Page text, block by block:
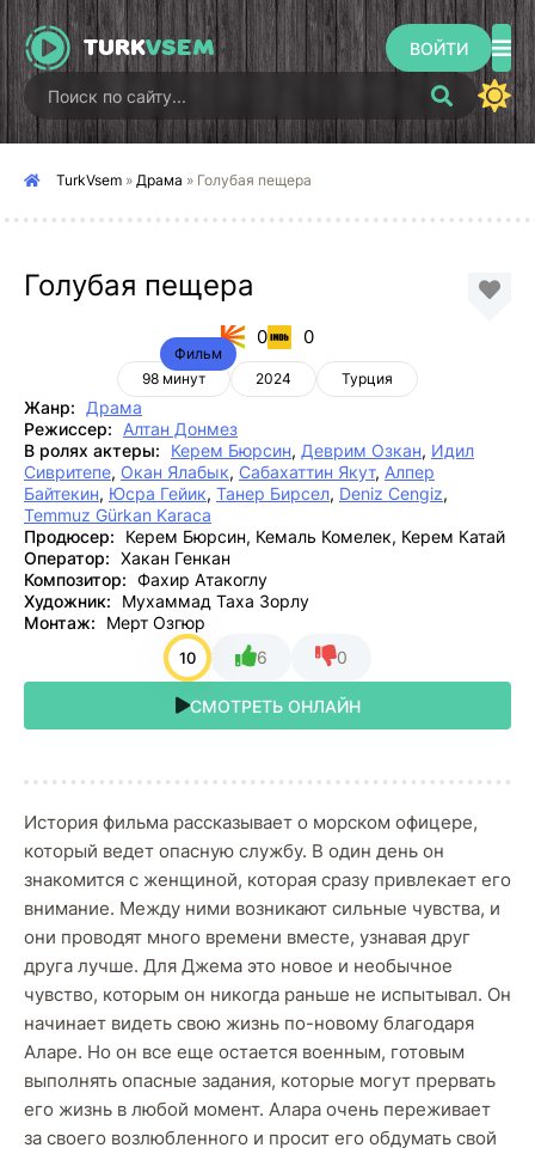
TURKVSEM ВОЙТИ
TurkVsem » Драма » Голубая пещера
Голубая пещера
Фильм
0 0
98 минут 2024 Турция
Жанр:
Драма
Режиссер:
Алтан Донмез
В ролях актеры:
Керем Бюрсин, Деврим Озкан, Идил
Сивритепе, Окан Ялабык, Сабахаттин Якут, Алпер
Байтекин, Юсра Гейик, Танер Бирсел, Deniz Cengiz,
Temmuz Gürkan Karaca
Продюсер:
Керем Бюрсин, Кемаль Комелек, Керем Катай
Оператор: Хакан Генкан
Композитор: Фахир Атакоглу
Художник:
Мухаммад Таха Зорлу
Монтаж:
Мерт Озгюр
10 6 0
СМОТРЕТЬ ОНЛАЙН
История фильма рассказывает о морском офицере,
который ведет опасную службу. В один день он
знакомится с женщиной, которая сразу привлекает его
внимание. Между ними возникают сильные чувства, и
они проводят много времени вместе, узнавая друг
друга лучше. Для Джема это новое и необычное
чувство, которым он никогда раньше не испытывал. Он
начинает видеть свою жизнь по-новому благодаря
Аларе. Но он все еще остается военным, готовым
выполнять опасные задания, которые могут прервать
его жизнь в любой момент. Алара очень переживает
за своего возлюбленного и просит его обдумать свой